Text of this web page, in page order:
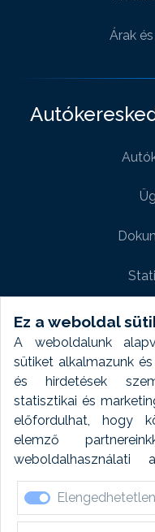
Ez a weboldal
A weboldalunk
sütiket alkalmazunk
és hirdetések
statisztikai és
előfordulhat, hogy
elemző
forrásokból gyűjtött
elfogadásával
ezen adatokat 6
Elengedhetetlen
Árak